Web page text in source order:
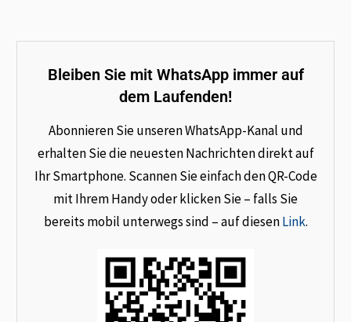
Bleiben Sie mit WhatsApp immer auf
dem Laufenden!
Abonnieren Sie unseren WhatsApp-Kanal und
erhalten Sie die neuesten Nachrichten direkt auf
Ihr Smartphone. Scannen Sie einfach den QR-Code
mit Ihrem Handy oder klicken Sie – falls Sie
bereits mobil unterwegs sind – auf diesenLink.